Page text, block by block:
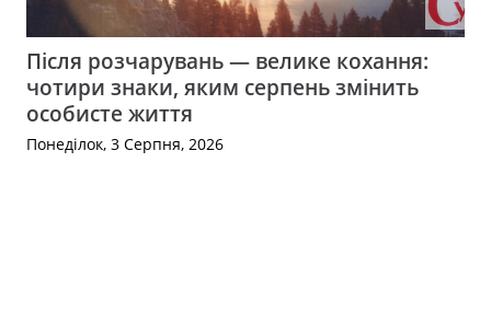
Після розчарувань — велике кохання:
чотири знаки, яким серпень змінить
особисте життя
Понеділок, 3 Серпня, 2026